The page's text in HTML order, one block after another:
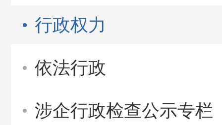
行政权力
依法行政
涉企行政检查公示专栏